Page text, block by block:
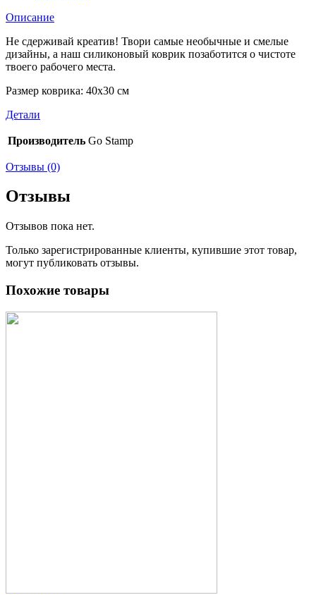
Описание
Не сдерживай креатив! Твори самые необычные и смелые
дизайны, а наш силиконовый коврик позаботится о чистоте
твоего рабочего места.
Размер коврика: 40х30 см
Детали
Производитель Go Stamp
Отзывы (0)
Отзывы
Отзывов пока нет.
Только зарегистрированные клиенты, купившие этот товар,
могут публиковать отзывы.
Похожие товары